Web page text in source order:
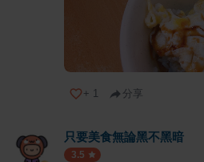
+ 1 分享
只要美食無論黑不黑暗
3.5